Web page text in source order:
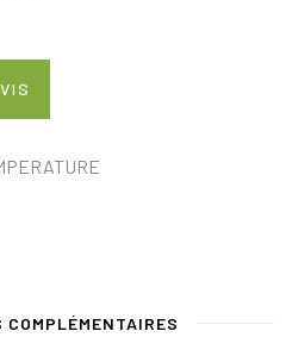
COMPLÉMENTAIRES